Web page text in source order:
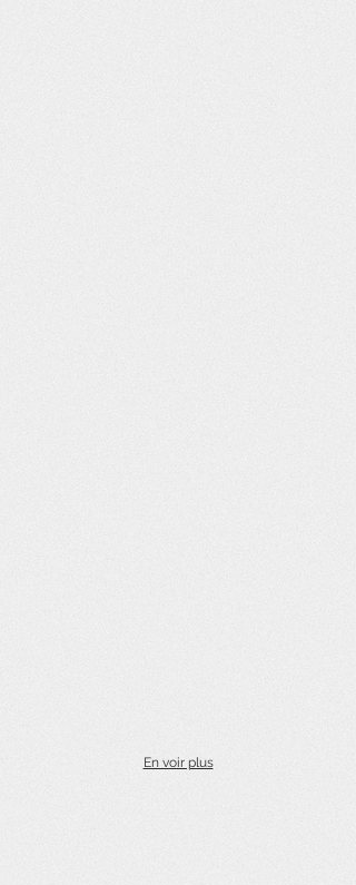
En voir plus